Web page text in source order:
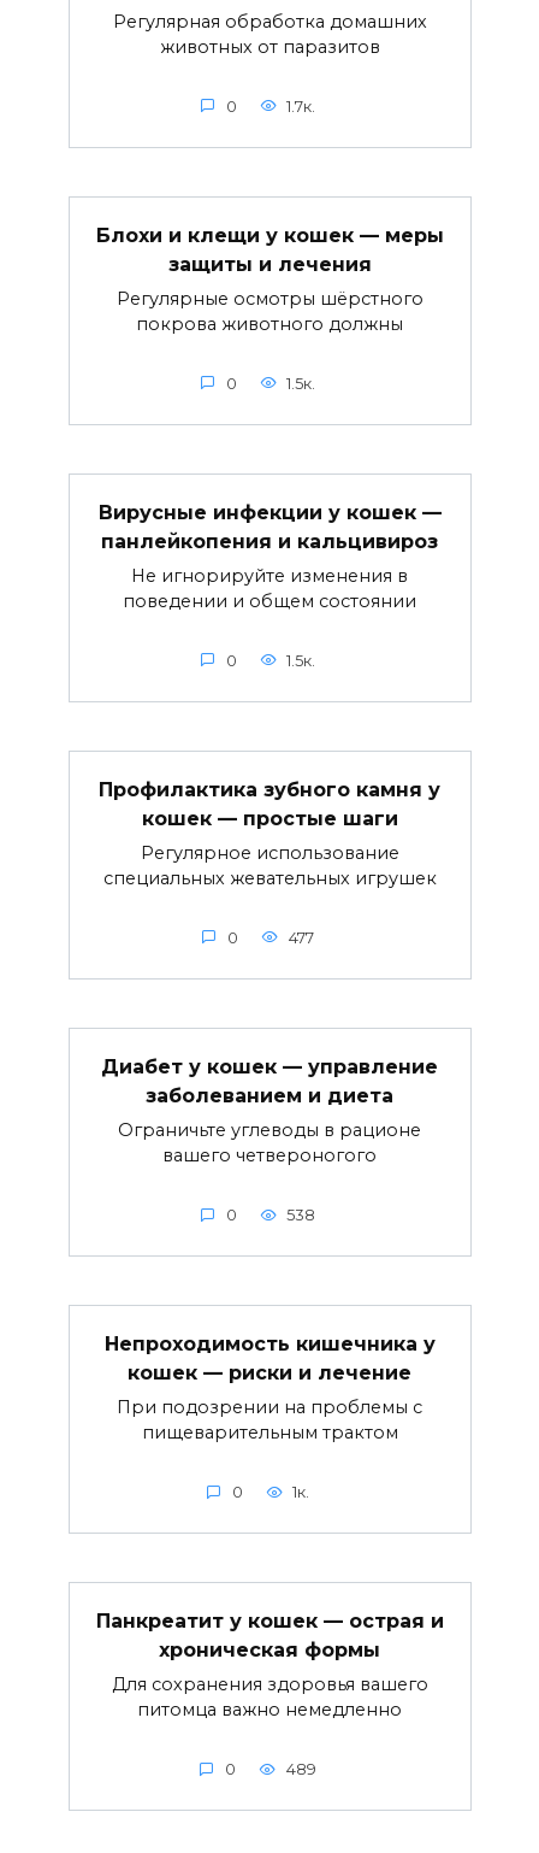
Регулярная обработка домашних
животных от паразитов
0 1.7к.
Блохи и клещи у кошек — меры
защиты и лечения
Регулярные осмотры шёрстного
покрова животного должны
0 1.5к.
Вирусные инфекции у кошек —
панлейкопения и кальцивироз
Не игнорируйте изменения в
поведении и общем состоянии
0 1.5к.
Профилактика зубного камня у
кошек — простые шаги
Регулярное использование
специальных жевательных игрушек
0 477
Диабет у кошек — управление
заболеванием и диета
Ограничьте углеводы в рационе
вашего четвероногого
0 538
Непроходимость кишечника у
кошек — риски и лечение
При подозрении на проблемы с
пищеварительным трактом
0 1к.
Панкреатит у кошек — острая и
хроническая формы
Для сохранения здоровья вашего
питомца важно немедленно
0 489